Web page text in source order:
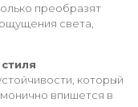
преобразят
света,
который
впишется в